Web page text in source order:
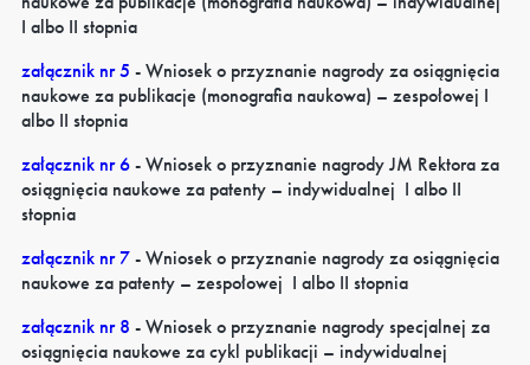
I albo II stopnia
załącznik nr 5 - Wniosek o przyznanie nagrody za osiągnięcia
naukowe za publikacje (monografia naukowa) – zespołowej I
albo II stopnia
załącznik nr 6- Wniosek o przyznanie nagrody JM Rektora za
osiągnięcia naukowe za patenty – indywidualnej I albo II
stopnia
załącznik nr 7- Wniosek o przyznanie nagrody za osiągnięcia
naukowe za patenty – zespołowej I albo II stopnia
załącznik nr 8 - Wniosek o przyznanie nagrody specjalnej za
osiągnięcia naukowe za cykl publikacji – indywidualnej